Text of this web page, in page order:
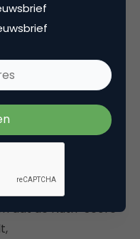
om binnen een
categorieën
de grootste winst te
maken van
Score daadwerkelijk
dat de Nutri-Score